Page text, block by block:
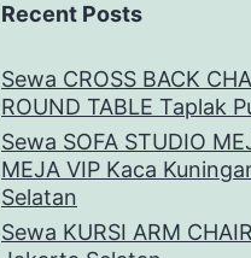
Recent Posts
Sewa CROSS BACK
ROUND TABLE Taplak
Sewa SOFA STUDIO
MEJA VIP Kaca
Selatan
Sewa KURSI ARM